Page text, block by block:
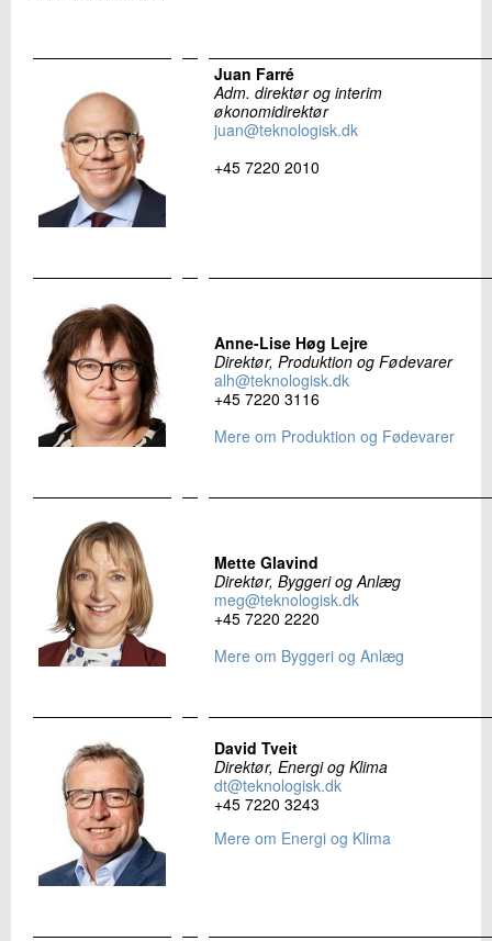
Send
Juan Farré
Adm. direktør og interim
økonomidirektør
juan@teknologisk.dk
+45 7220 2010
Anne-Lise Høg Lejre
Direktør, Produktion og Fødevarer
alh@teknologisk.dk
+45 7220 3116
Mere om Produktion og Fødevarer
Mette Glavind
Direktør, Byggeri og Anlæg
meg@teknologisk.dk
+45 7220 2220
Mere om Byggeri og Anlæg
David Tveit
Direktør, Energi og Klima
dt@teknologisk.dk
+45 7220 3243
Mere om Energi og Klima